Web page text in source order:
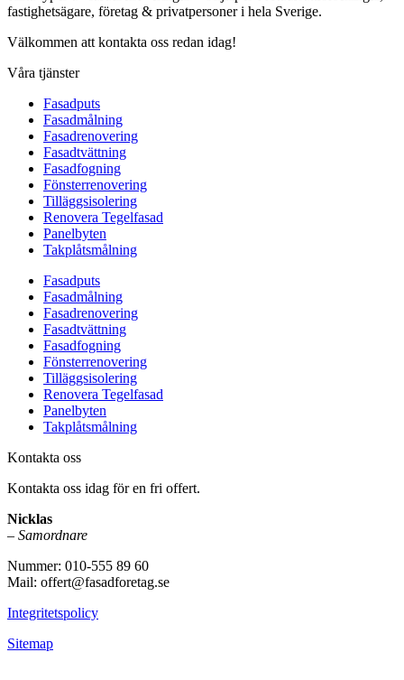
fastighetsägare, företag & privatpersoner i hela Sverige.
Välkommen att kontakta oss redan idag!
Våra tjänster
Fasadputs
Fasadmålning
Fasadrenovering
Fasadtvättning
Fasadfogning
Fönsterrenovering
Tilläggsisolering
Renovera Tegelfasad
Panelbyten
Takplåtsmålning
Fasadputs
Fasadmålning
Fasadrenovering
Fasadtvättning
Fasadfogning
Fönsterrenovering
Tilläggsisolering
Renovera Tegelfasad
Panelbyten
Takplåtsmålning
Kontakta oss
Kontakta oss idag för en fri offert.
Nicklas
– Samordnare
Nummer: 010-555 89 60
Mail: offert@fasadforetag.se
Integritetspolicy
Sitemap